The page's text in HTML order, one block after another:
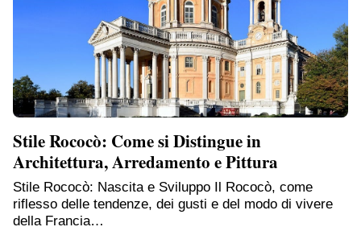
Stile Rococò: Come si Distingue in
Architettura, Arredamento e Pittura
Stile Rococò: Nascita e Sviluppo Il Rococò, come
riflesso delle tendenze, dei gusti e del modo di vivere
della Francia…